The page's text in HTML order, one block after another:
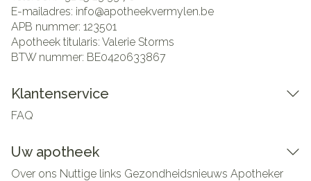
E-mailadres: info@apotheekvermylen.be
APB nummer: 123501
Apotheek titularis: Valerie Storms
BTW nummer: BE0420633867
Klantenservice
FAQ
Uw apotheek
Over ons Nuttige links Gezondheidsnieuws Apotheker